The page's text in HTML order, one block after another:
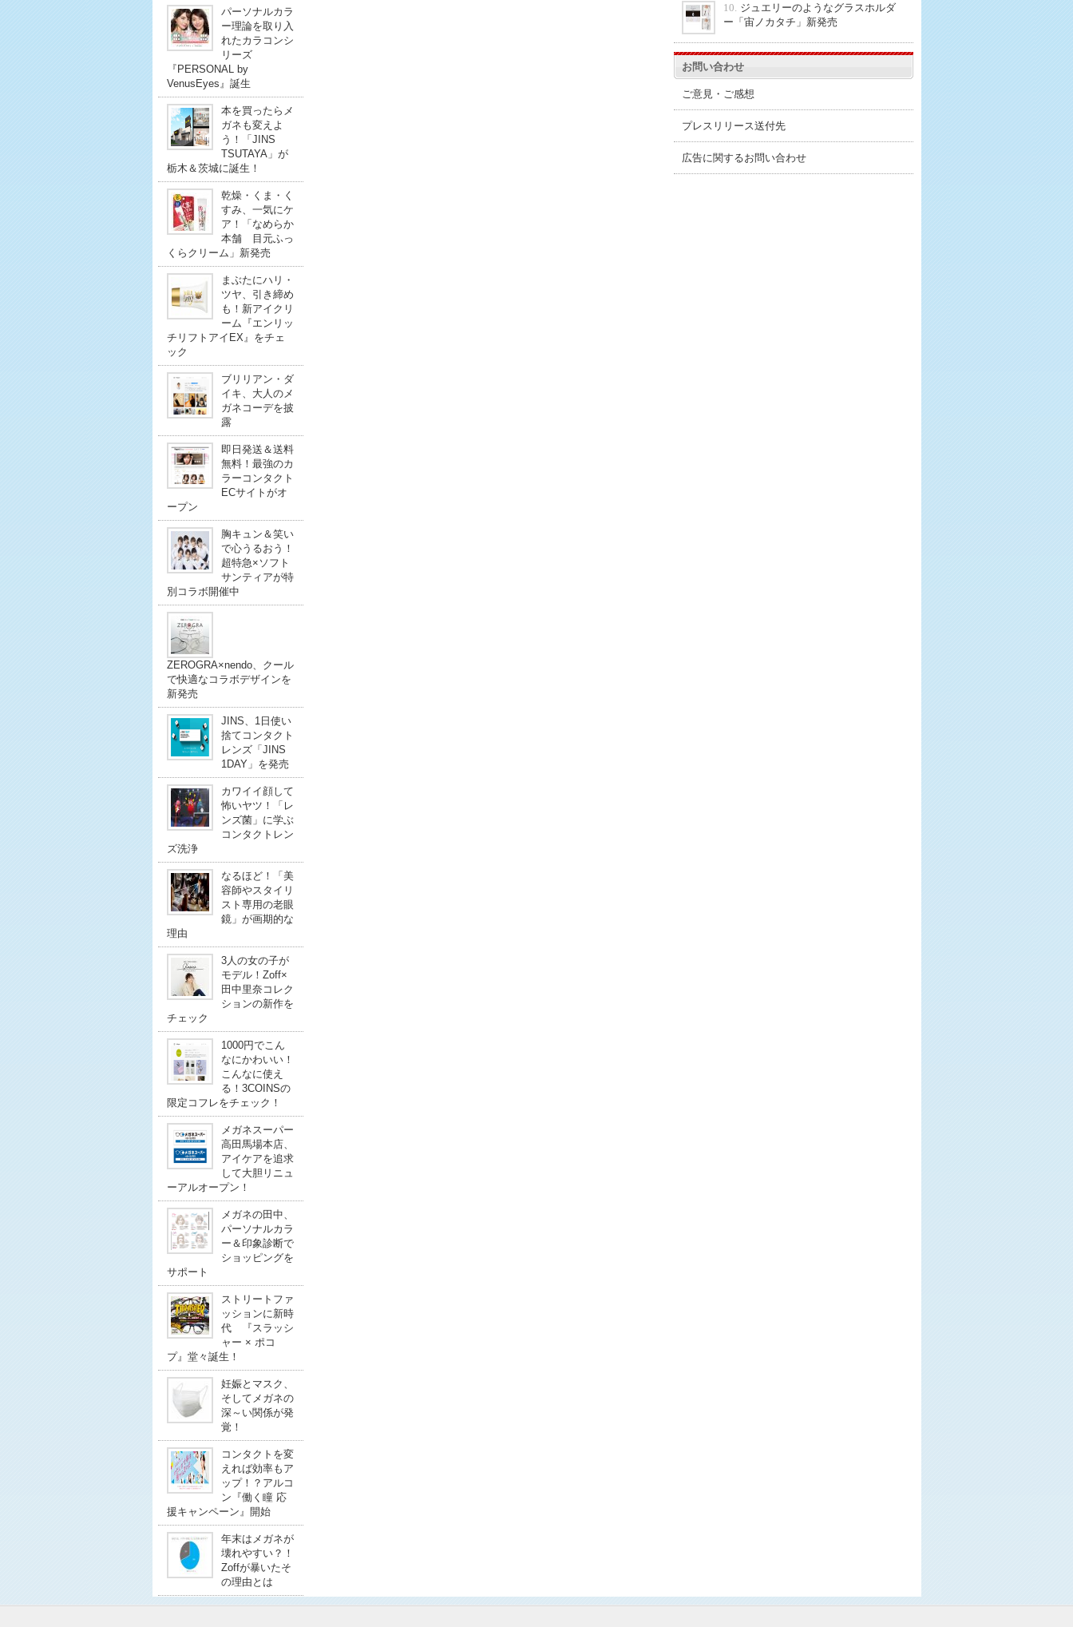
パーソナルカラ
ー理論を取り入
れたカラコンシ
リーズ
『PERSONAL by
VenusEyes』誕生
本を買ったらメ
ガネも変えよ
う！「JINS
TSUTAYA」が
栃木＆茨城に誕生！
乾燥・くま・く
すみ、一気にケ
ア！「なめらか
本舗 目元ふっ
くらクリーム」新発売
まぶたにハリ・
ツヤ、引き締め
も！新アイクリ
ーム『エンリッ
チリフトアイEX』をチェ
ック
ブリリアン・ダ
イキ、大人のメ
ガネコーデを披
露
即日発送＆送料
無料！最強のカ
ラーコンタクト
ECサイトがオ
ープン
胸キュン＆笑い
で心うるおう！
超特急×ソフト
サンティアが特
別コラボ開催中
ZEROGRA×nendo、クール
で快適なコラボデザインを
新発売
JINS、1日使い
捨てコンタクト
レンズ「JINS
1DAY」を発売
カワイイ顔して
怖いヤツ！「レ
ンズ菌」に学ぶ
コンタクトレン
ズ洗浄
なるほど！「美
容師やスタイリ
スト専用の老眼
鏡」が画期的な
理由
3人の女の子が
モデル！Zoff×
田中里奈コレク
ションの新作を
チェック
1000円でこん
なにかわいい！
こんなに使え
る！3COINSの
限定コフレをチェック！
メガネスーパー
高田馬場本店、
アイケアを追求
して大胆リニュ
ーアルオープン！
メガネの田中、
パーソナルカラ
ー＆印象診断で
ショッピングを
サポート
ストリートファ
ッションに新時
代 『スラッシ
ャー × ポコ
プ』堂々誕生！
妊娠とマスク、
そしてメガネの
深～い関係が発
覚！
コンタクトを変
えれば効率もア
ップ！？アルコ
ン『働く瞳 応
援キャンペーン』開始
年末はメガネが
壊れやすい？！
Zoffが暴いたそ
の理由とは
10. ジュエリーのようなグラスホルダ
ー「宙ノカタチ」新発売
お問い合わせ
ご意見・ご感想
プレスリリース送付先
広告に関するお問い合わせ